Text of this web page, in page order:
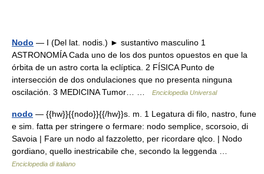
Nodo — I (Del lat. nodis.) ► sustantivo masculino 1
ASTRONOMÍA Cada uno de los dos puntos opuestos en que la
órbita de un astro corta la eclíptica. 2 FÍSICA Punto de
intersección de dos ondulaciones que no presenta ninguna
oscilación. 3 MEDICINA Tumor… …
Enciclopedia Universal
nodo — {{hw}}{{nodo}}{{/hw}}s. m. 1 Legatura di filo, nastro, fune
e sim. fatta per stringere o fermare: nodo semplice, scorsoio, di
Savoia | Fare un nodo al fazzoletto, per ricordare qlco. | Nodo
gordiano, quello inestricabile che, secondo la leggenda …
Enciclopedia di italiano